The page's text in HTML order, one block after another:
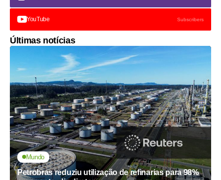
YouTube Subscribers
Últimas notícias
Mundo
Petrobras reduziu utilização de refinarias para 98%